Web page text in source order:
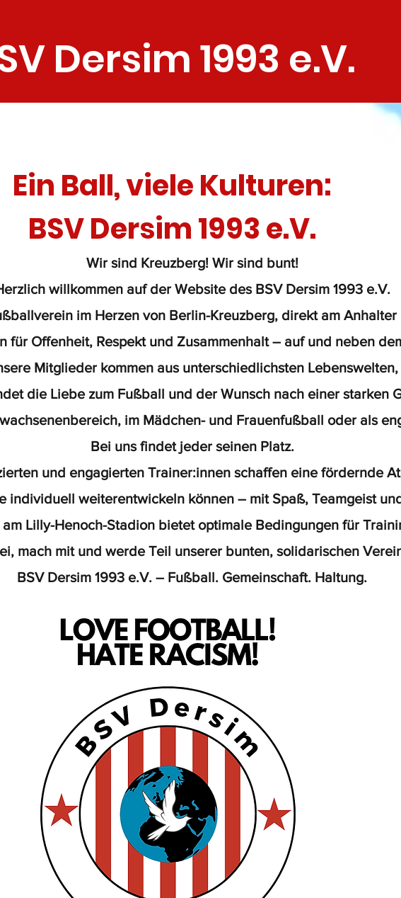
Dersim 1993 e.V.
Ein Ball, viele Kulturen:
BSV Dersim 1993 e.V.
Wir sind Kreuzberg! Wir sind bunt!
willkommen auf der Website des BSV Dersim 1993 e.V.
im Herzen von Berlin-Kreuzberg, direkt am Anhalter
für Offenheit, Respekt und Zusammenhalt – auf und neben
Mitglieder kommen aus unterschiedlichsten Lebenswelten,
die Liebe zum Fußball und der Wunsch nach einer starken
im Mädchen- und Frauenfußball oder als
Bei uns findet jeder seinen Platz.
und engagierten Trainer:innen schaffen eine fördernde
individuell weiterentwickeln können – mit Spaß, Teamgeist
am Lilly-Henoch-Stadion bietet optimale Bedingungen für
mach mit und werde Teil unserer bunten, solidarischen
BSV Dersim 1993 e.V. – Fußball. Gemeinschaft. Haltung.